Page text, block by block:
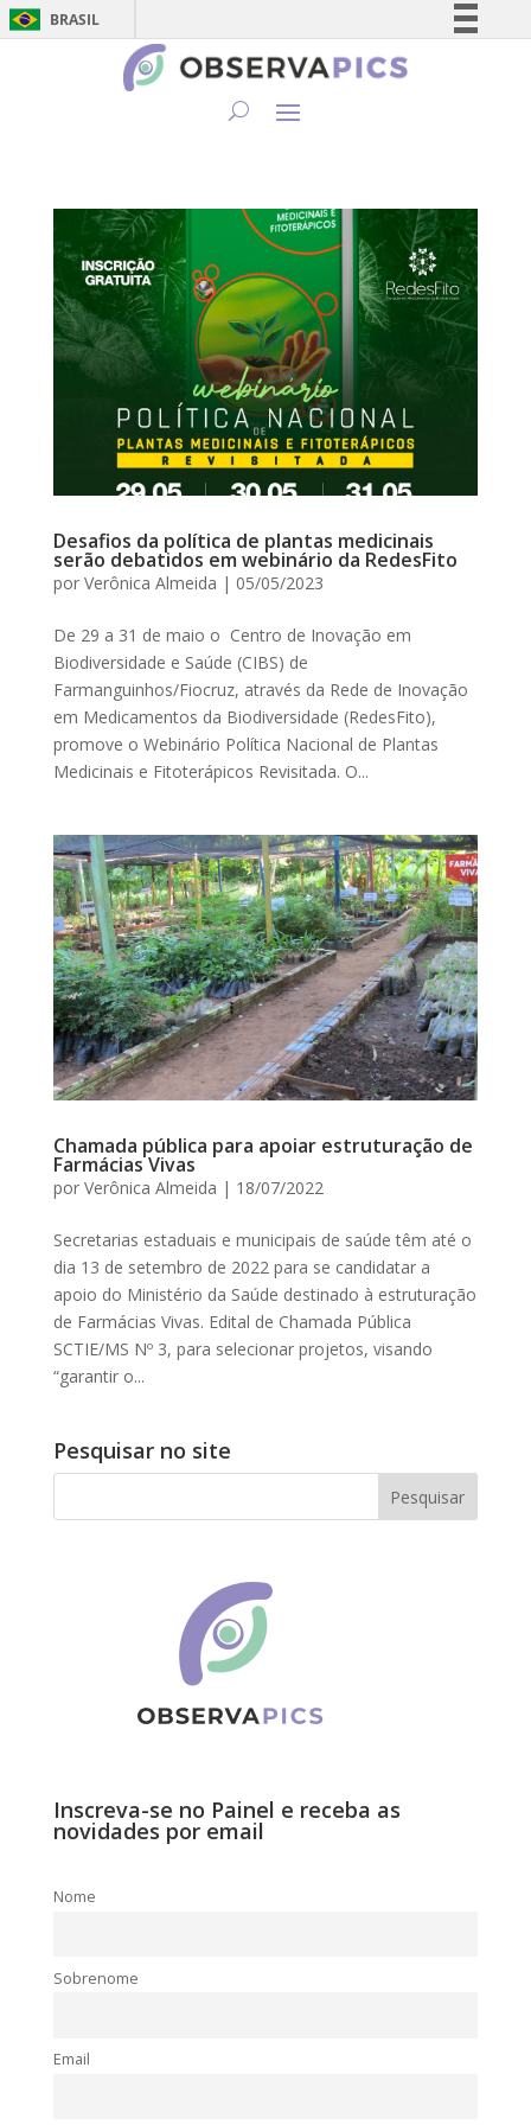
BRASIL
Simplifique!
Canais
Desafios da política de plantas medicinais
serão debatidos em webinário da RedesFito
por Verônica Almeida | 05/05/2023
De 29 a 31 de maio o Centro de Inovação em
Biodiversidade e Saúde (CIBS) de
Farmanguinhos/Fiocruz, através da Rede de Inovação
em Medicamentos da Biodiversidade (RedesFito),
promove o Webinário Política Nacional de Plantas
Medicinais e Fitoterápicos Revisitada. O...
Chamada pública para apoiar estruturação de
Farmácias Vivas
por Verônica Almeida | 18/07/2022
Secretarias estaduais e municipais de saúde têm até o
dia 13 de setembro de 2022 para se candidatar a
apoio do Ministério da Saúde destinado à estruturação
de Farmácias Vivas. Edital de Chamada Pública
SCTIE/MS Nº 3, para selecionar projetos, visando
“garantir o...
Pesquisar no site
Inscreva-se no Painel e receba as
novidades por email
Nome
Sobrenome
Email